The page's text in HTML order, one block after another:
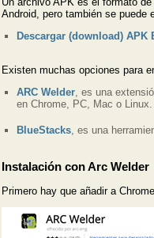
Android, pero también se puede
Descargar (download) APK
Existen muchas opciones para
ARC Welder, es una
en Chrome, PC, Mac o Linux.
BlueStacks , es una
Instalación con Arc Welder
Primero hay que añadir a